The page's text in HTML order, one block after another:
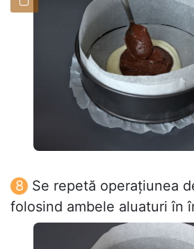
Se repetă operațiunea
folosind ambele aluaturi în